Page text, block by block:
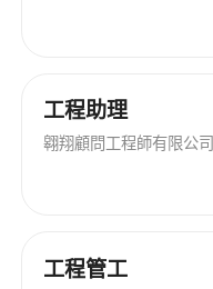
工程助理
翱翔顧問工程師有限公司
工程管工